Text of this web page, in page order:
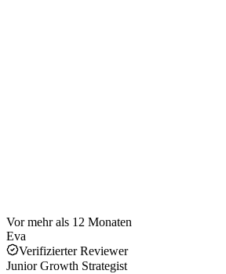
Vor mehr als 12 Monaten
Eva
Verifizierter Reviewer
Junior Growth Strategist